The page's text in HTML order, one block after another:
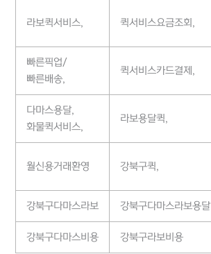
라보퀵서비스, 퀵서비스요금조회,
빠른픽업/
빠른배송,
퀵서비스카드결제,
다마스용달,
화물퀵서비스,
라보용달퀵,
월신용거래환영 강북구퀵,
강북구다마스라보 강북구다마스라보용달
강북구다마스비용 강북구라보비용